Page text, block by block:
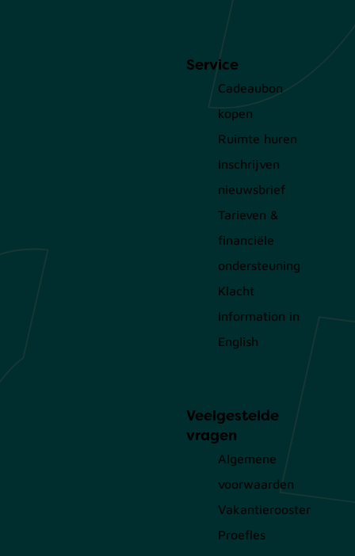
Service
Cadeaubon
kopen
Ruimte huren
Inschrijven
nieuwsbrief
Tarieven &
financiële
ondersteuning
Klacht
Information in
English
Veelgestelde
vragen
Algemene
voorwaarden
Vakantierooster
Proefles